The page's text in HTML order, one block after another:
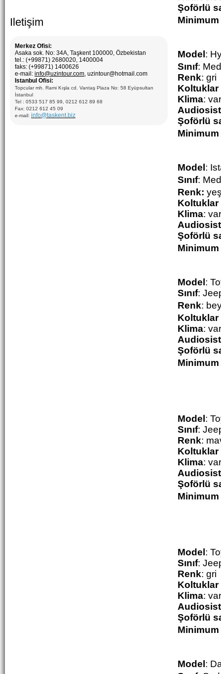
Iletişim
Merkez Ofisi:
Asaka sok. No: 34A, Taşkent 100000, Özbekistan
tel.: (+99871) 2680020, 1400004
faks: (+99871) 1400626
e-mail: info@uzintour.com, uzintour@hotmail.com
Istanbul Ofisi:
Topcular mh. Rami Kışla cd. Vantaş Plaza No: 58 Eyüpsultan
İstanbul
Tel : 0533 517 85 99, 0212 612 89 68
Fax: 0212 612 45 09
e-mail: info@taskent.biz
Şoförlü
Minimum
Model :
Sınıf:
Renk: gri
Koltuklar
Klima: var
Şoförlü
Minimum
Model :
Sınıf:
Renk:
Koltuklar
Klima: var
Şoförlü
Minimum
Model :
Sınıf:
Renk:
Koltuklar
Klima: var
Şoförlü
Minimum
Model :
Sınıf:
Renk:
Koltuklar
Klima: var
Şoförlü
Minimum
Model :
Sınıf:
Renk: gri
Koltuklar
Klima: var
Şoförlü
Minimum
Model :